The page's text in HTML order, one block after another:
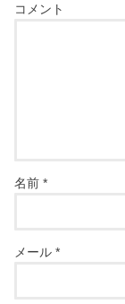
コメント
名前*
メール*